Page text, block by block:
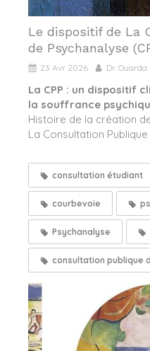
Le dispositif de La
de Psychanalyse
23 Avr 2026 Dr.
La CPP : un dispositif
la souffrance
Histoire de la création
La Consultation Publique
consultation étudiant
courbevoie
Psychanalyse
consultation publique